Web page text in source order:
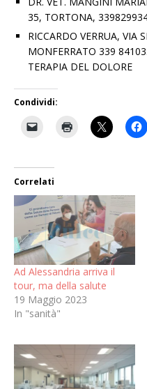
35, TORTONA,
RICCARDO VERRUA, VIA
MONFERRATO 339
TERAPIA DEL DOLORE
Condividi:
Correlati
Ad Alessandria arriva il
tour, ma della salute
19 Maggio 2023
In "sanità"